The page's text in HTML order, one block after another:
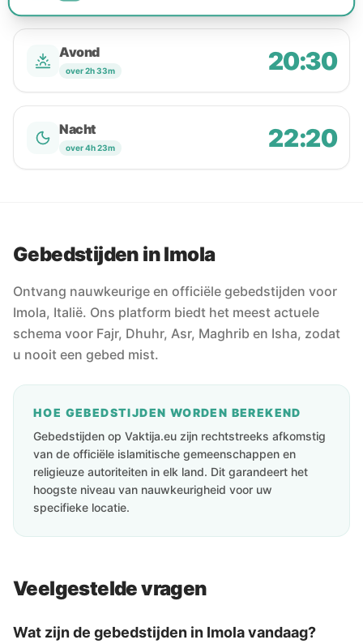
Avond
over 2h 33m 20:30
Nacht
over 4h 23m 22:20
Gebedstijden in Imola
Ontvang nauwkeurige en officiële gebedstijden voor
Imola, Italië. Ons platform biedt het meest actuele
schema voor Fajr, Dhuhr, Asr, Maghrib en Isha, zodat
u nooit een gebed mist.
HOE GEBEDSTIJDEN WORDEN BEREKEND
Gebedstijden op Vaktija.eu zijn rechtstreeks afkomstig
van de officiële islamitische gemeenschappen en
religieuze autoriteiten in elk land. Dit garandeert het
hoogste niveau van nauwkeurigheid voor uw
specifieke locatie.
Veelgestelde vragen
Wat zijn de gebedstijden in Imola vandaag?